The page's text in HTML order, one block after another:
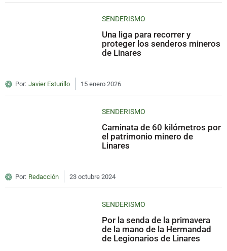
SENDERISMO
Una liga para recorrer y
proteger los senderos mineros
de Linares
Por: Javier Esturillo 15 enero 2026
SENDERISMO
Caminata de 60 kilómetros por
el patrimonio minero de
Linares
Por: Redacción 23 octubre 2024
SENDERISMO
Por la senda de la primavera
de la mano de la Hermandad
de Legionarios de Linares